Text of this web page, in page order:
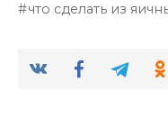
что сделать из